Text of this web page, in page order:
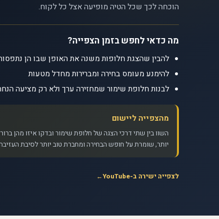
הוכחה לכך שכל הטיה מופיעה אצל כל לקוח.
מה כדאי לחפש בזמן הצפייה?
להבין שהצגת חלופות משנה את האופן שבו הן
להימנע מעומס בחירה ומברירות מחדל מטעות
לבנות חלופת שימור שמחזירה ערך ולא רק מציעה
מהצפייה ליישום
השוו בין שתי דרכי הצגה של חלופת שימור ובדקו איזו מהן
יותר, שומרת על חופש הבחירה ומחברת טוב יותר לסיבת
לצפייה ישירה ב-YouTube ←